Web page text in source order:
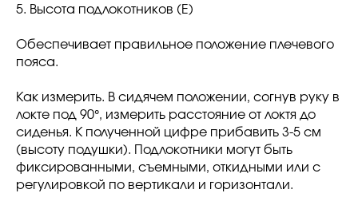
5. Высота подлокотников (E)
Обеспечивает правильное положение плечевого
пояса.
Как измерить. В сидячем положении, согнув руку в
локте под 90°, измерить расстояние от локтя до
сиденья. К полученной цифре прибавить 3-5 см
(высоту подушки). Подлокотники могут быть
фиксированными, съемными, откидными или с
регулировкой по вертикали и горизонтали.